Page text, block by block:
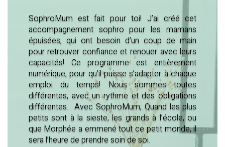
SophroMum est fait pour toi! J’ai créé cet
accompagnement sophro pour les mamans
épuisées, qui ont besoin d’un coup de main
pour retrouver confiance et renouer avec leurs
capacités! Ce programme est entièrement
numérique, pour qu’il puisse s’adapter à chaque
emploi du temps! Nous sommes toutes
différentes, avec un rythme et des obligations
différentes… Avec SophroMum, Quand les plus
petits sont à la sieste, les grands à l’école, ou
que Morphée a emmené tout ce petit monde, il
sera l’heure de prendre soin de soi.